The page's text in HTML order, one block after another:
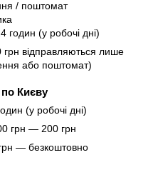
/ поштомат
годин (у робочі дні)
відправляються лише
або поштомат)
по Києву
(у робочі дні)
грн — 200 грн
— безкоштовно